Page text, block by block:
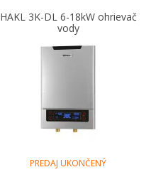
HAKL 3K-DL 6-18kW ohrievač
vody
PREDAJ UKONČENÝ